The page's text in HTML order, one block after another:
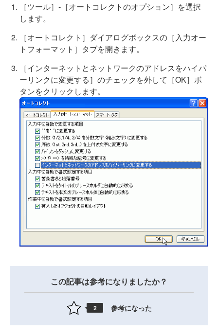
［ツール］-［オートコレクトのオプション］を選択
します。
［オートコレクト］ダイアログボックスの［入力オー
トフォーマット］タブを開きます。
［インターネットとネットワークのアドレスをハイパ
ーリンクに変更する］のチェックを外して［OK］ボ
タンをクリックします。
この記事は参考になりましたか？
2 参考になった